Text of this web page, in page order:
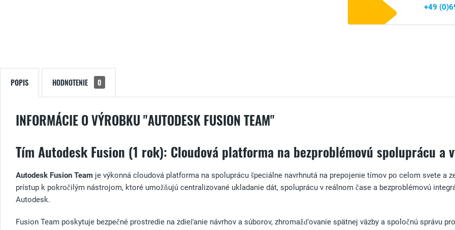
+49
POPIS HODNOTENIE 0
INFORMÁCIE O VÝROBKU "AUTODESK FUSION TEAM"
Tím Autodesk Fusion (1 rok): Cloudová platforma na bezproblémovú spoluprácu a
Autodesk Fusion Team je výkonná cloudová platforma na spoluprácu špeciálne navrhnutá na prepojenie tímov po celom svete a
prístup k pokročilým nástrojom, ktoré umožňujú centralizované ukladanie dát, spoluprácu v reálnom čase a bezproblémovú
Autodesk.
Fusion Team poskytuje bezpečné prostredie na zdieľanie návrhov a súborov, zhromažďovanie spätnej väzby a spoločnú správu